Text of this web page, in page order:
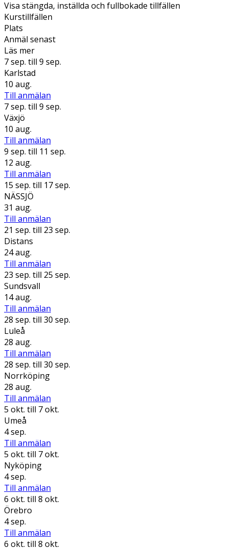
Visa stängda, inställda och fullbokade tillfällen
Kurstillfällen
Plats
Anmäl senast
Läs mer
7 sep. till 9 sep.
Karlstad
10 aug.
Till anmälan
7 sep. till 9 sep.
Växjö
10 aug.
Till anmälan
9 sep. till 11 sep.
12 aug.
Till anmälan
15 sep. till 17 sep.
NÄSSJÖ
31 aug.
Till anmälan
21 sep. till 23 sep.
Distans
24 aug.
Till anmälan
23 sep. till 25 sep.
Sundsvall
14 aug.
Till anmälan
28 sep. till 30 sep.
Luleå
28 aug.
Till anmälan
28 sep. till 30 sep.
Norrköping
28 aug.
Till anmälan
5 okt. till 7 okt.
Umeå
4 sep.
Till anmälan
5 okt. till 7 okt.
Nyköping
4 sep.
Till anmälan
6 okt. till 8 okt.
Örebro
4 sep.
Till anmälan
6 okt. till 8 okt.